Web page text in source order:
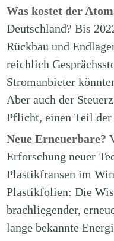
Was kostet der
Deutschland? Bis
Rückbau und
reichlich
Stromanbieter
Aber auch der
Pflicht, einen Teil
Neue Erneuerbare?
Erforschung neuer
Plastikfransen im
Plastikfolien: Die
brachliegender,
lange bekannte